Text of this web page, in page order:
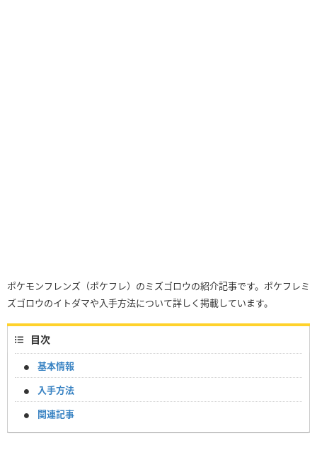
ポケモンフレンズ（ポケフレ）のミズゴロウの紹介記事です。ポケフレミ
ズゴロウのイトダマや入手方法について詳しく掲載しています。
目次
基本情報
入手方法
関連記事